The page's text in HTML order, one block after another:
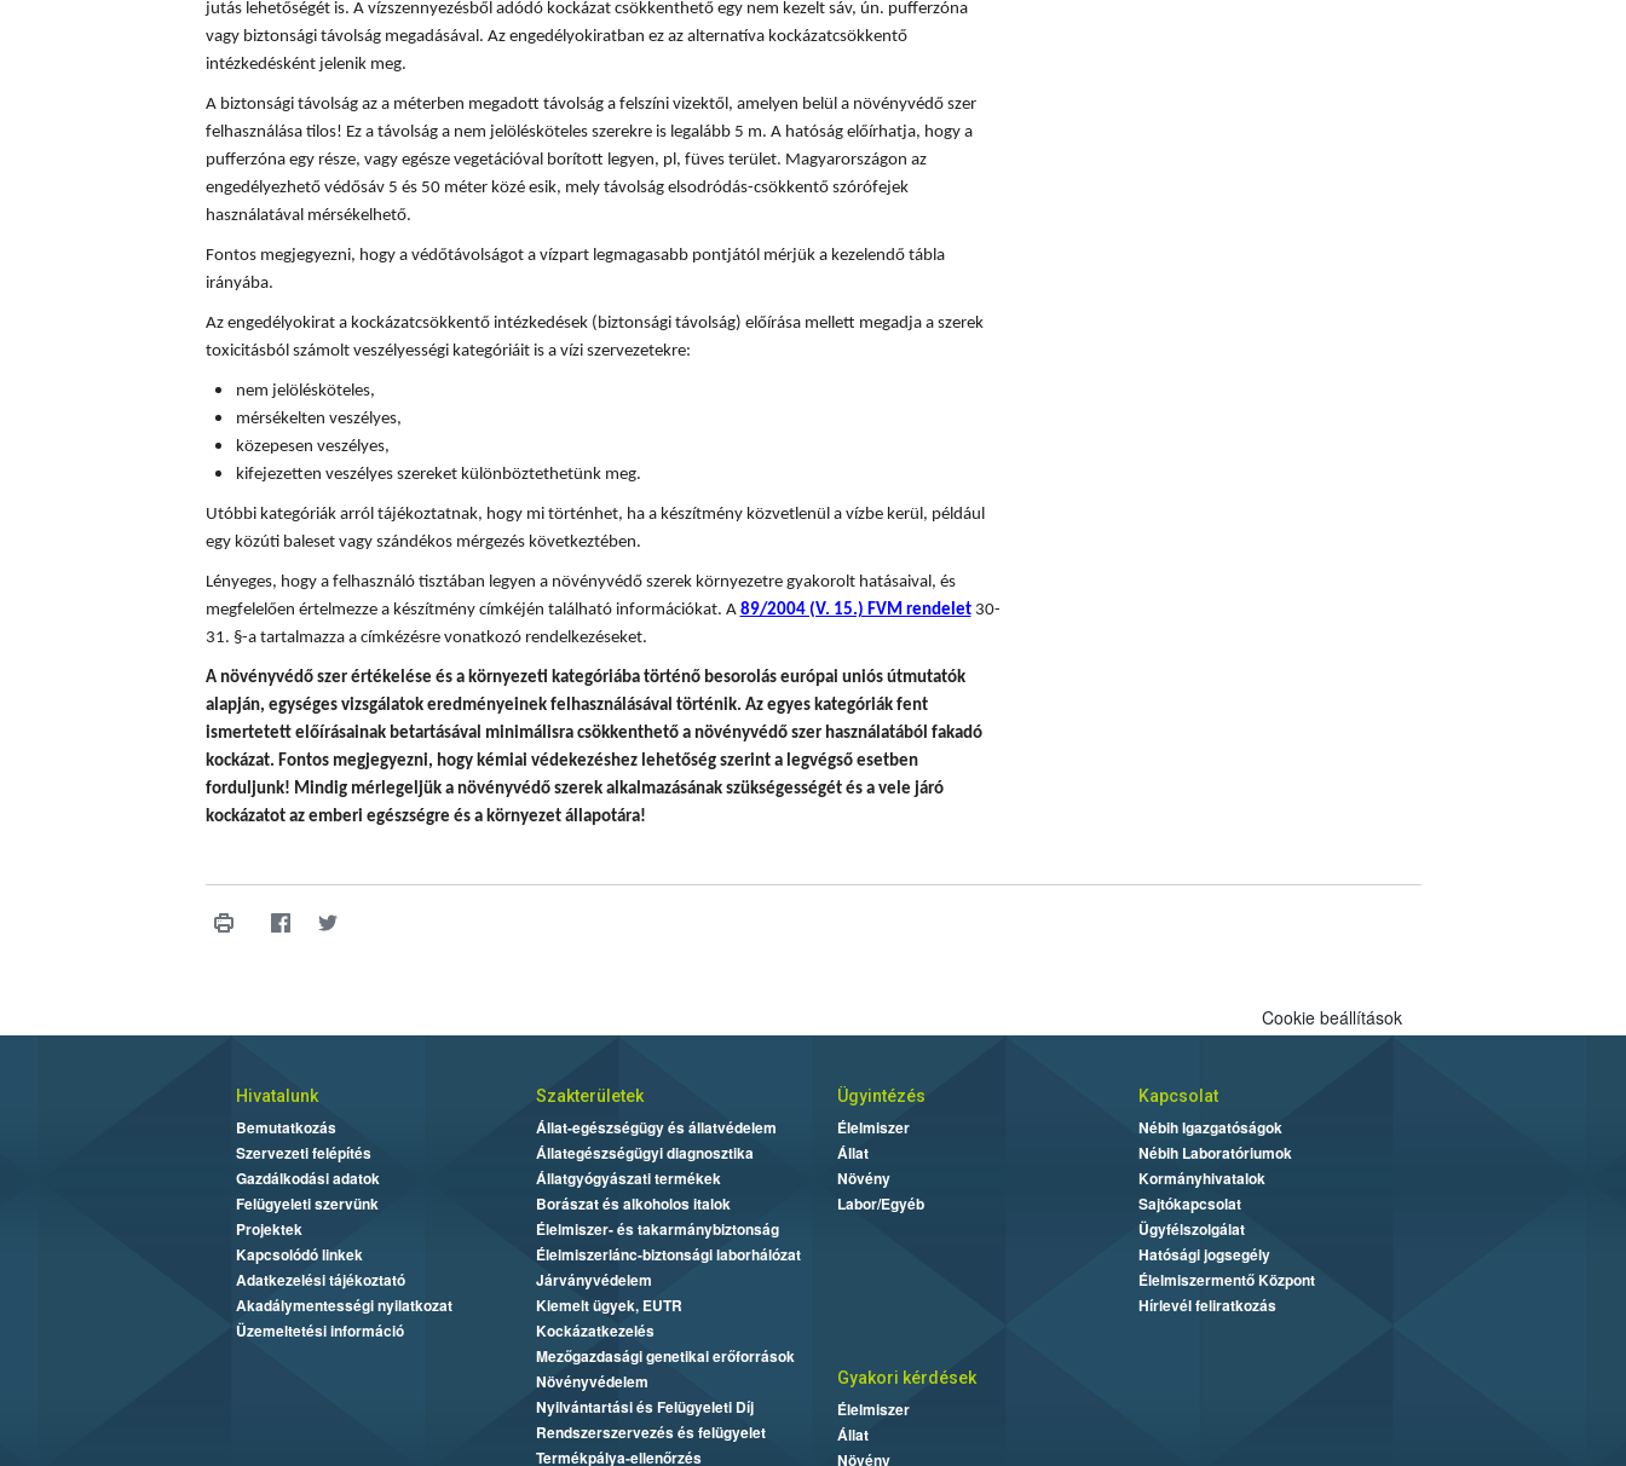
jutás lehetőségét is. A vízszennyezésből adódó kockázat csökkenthető egy nem kezelt sáv, ún. pufferzóna
vagy biztonsági távolság megadásával. Az engedélyokiratban ez az alternatíva kockázatcsökkentő
intézkedésként jelenik meg.
A biztonsági távolság az a méterben megadott távolság a felszíni vizektől, amelyen belül a növényvédő szer
felhasználása tilos! Ez a távolság a nem jelölésköteles szerekre is legalább 5 m. A hatóság előírhatja, hogy a
pufferzóna egy része, vagy egésze vegetációval borított legyen, pl, füves terület. Magyarországon az
engedélyezhető védősáv 5 és 50 méter közé esik, mely távolság elsodródás-csökkentő szórófejek
használatával mérsékelhető.
Fontos megjegyezni, hogy a védőtávolságot a vízpart legmagasabb pontjától mérjük a kezelendő tábla
irányába.
Az engedélyokirat a kockázatcsökkentő intézkedések (biztonsági távolság) előírása mellett megadja a szerek
toxicitásból számolt veszélyességi kategóriáit is a vízi szervezetekre:
nem jelölésköteles,
mérsékelten veszélyes,
közepesen veszélyes,
kifejezetten veszélyes szereket különböztethetünk meg.
Utóbbi kategóriák arról tájékoztatnak, hogy mi történhet, ha a készítmény közvetlenül a vízbe kerül, például
egy közúti baleset vagy szándékos mérgezés következtében.
Lényeges, hogy a felhasználó tisztában legyen a növényvédő szerek környezetre gyakorolt hatásaival, és
megfelelően értelmezze a készítmény címkéjén található információkat. A 89/2004 (V. 15.) FVM rendelet30-
31. §-a tartalmazza a címkézésre vonatkozó rendelkezéseket.
A növényvédő szer értékelése és a környezeti kategóriába történő besorolás európai uniós útmutatók
alapján, egységes vizsgálatok eredményeinek felhasználásával történik. Az egyes kategóriák fent
ismertetett előírásainak betartásával minimálisra csökkenthető a növényvédő szer használatából fakadó
kockázat. Fontos megjegyezni, hogykémiai védekezéshez lehetőség szerint a legvégső esetben
forduljunk! Mindig mérlegeljük a növényvédő szerek alkalmazásának szükségességét és a vele járó
kockázatot az emberi egészségre és a környezet állapotára!
Cookie beállítások
Hivatalunk
Bemutatkozás
Szervezeti felépítés
Gazdálkodási adatok
Felügyeleti szervünk
Projektek
Kapcsolódó linkek
Adatkezelési tájékoztató
Akadálymentességi nyilatkozat
Üzemeltetési információ
Szakterületek
Állat-egészségügy és állatvédelem
Állategészségügyi diagnosztika
Állatgyógyászati termékek
Borászat és alkoholos italok
Élelmiszer- és takarmánybiztonság
Élelmiszerlánc-biztonsági laborhálózat
Járványvédelem
Kiemelt ügyek, EUTR
Kockázatkezelés
Mezőgazdasági genetikai erőforrások
Növényvédelem
Nyilvántartási és Felügyeleti Díj
Rendszerszervezés és felügyelet
Termékpálya-ellenőrzés
Ügyintézés
Élelmiszer
Állat
Növény
Labor/Egyéb
Kapcsolat
Nébih Igazgatóságok
Nébih Laboratóriumok
Kormányhivatalok
Sajtókapcsolat
Ügyfélszolgálat
Hatósági jogsegély
Élelmiszermentő Központ
Hírlevél feliratkozás
Gyakori kérdések
Élelmiszer
Állat
Növény